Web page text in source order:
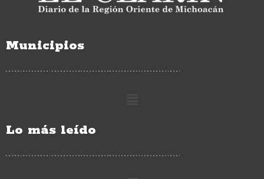
Municipios
Lo más leído